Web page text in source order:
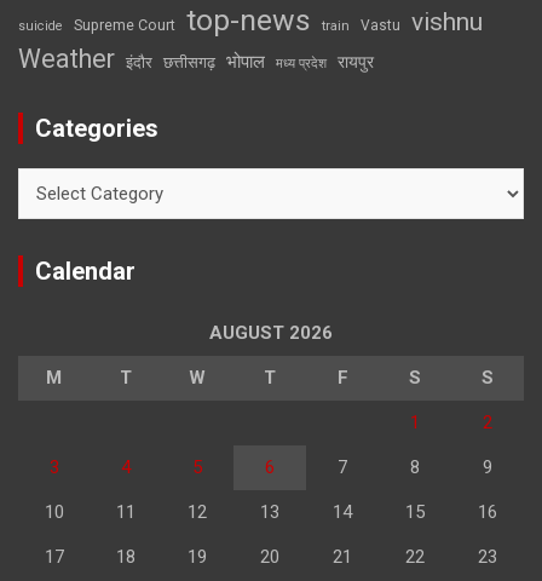
suicide Supreme Court top-news train Vastu vishnu
Weather इंदौर छत्तीसगढ़ भोपाल मध्य प्रदेश रायपुर
Categories
Calendar
AUGUST 2026
M T W T F S S
1 2
3 4 5 6 7 8 9
10 11 12 13 14 15 16
17 18 19 20 21 22 23